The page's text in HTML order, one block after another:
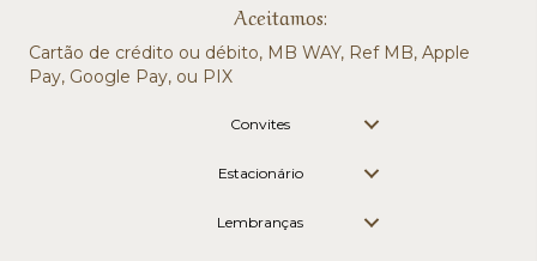
Aceitamos:
Cartão de crédito ou débito, MB WAY, Ref MB, Apple
Pay, Google Pay, ou PIX
Convites
Estacionário
Lembranças